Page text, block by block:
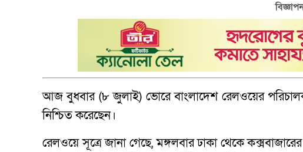
আজ বুধবার (৮ জুলাই) ভোরে বাংলাদেশ রেলওয়ের
নিশ্চিত করেছেন।
রেলওয়ে সূত্রে জানা গেছে, মঙ্গলবার ঢাকা থেকে